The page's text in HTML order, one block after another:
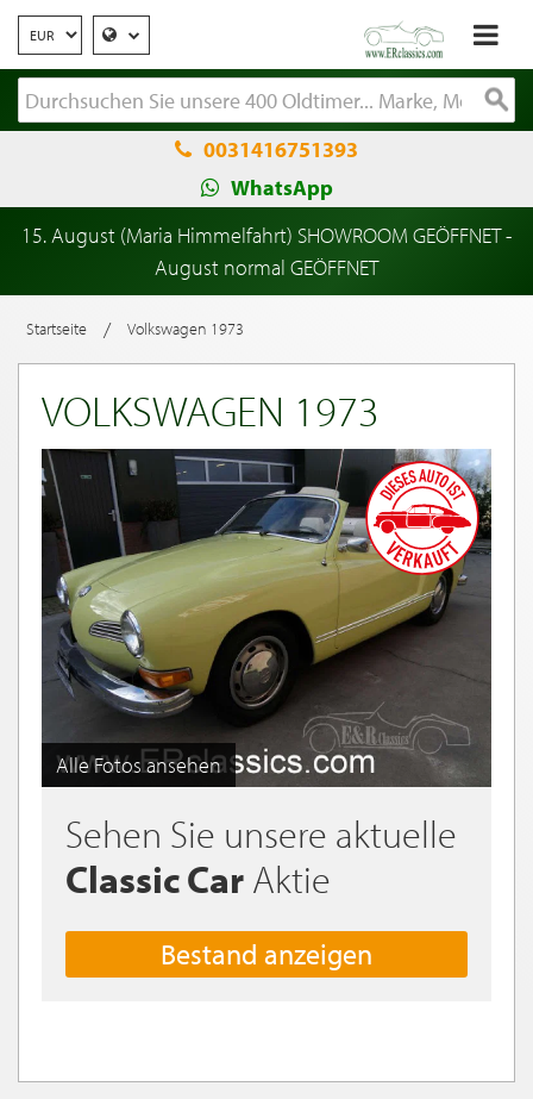
0031416751393
WhatsApp
15. August (Maria Himmelfahrt) SHOWROOM GEÖFFNET -
August normal GEÖFFNET
Startseite / Volkswagen 1973
VOLKSWAGEN 1973
Alle Fotos ansehen
Sehen Sie unsere aktuelle
Classic Car Aktie
Bestand anzeigen